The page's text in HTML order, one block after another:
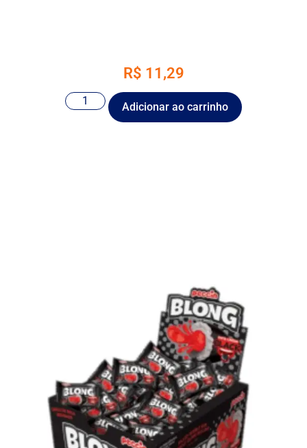
R$ 11,29
Adicionar ao carrinho